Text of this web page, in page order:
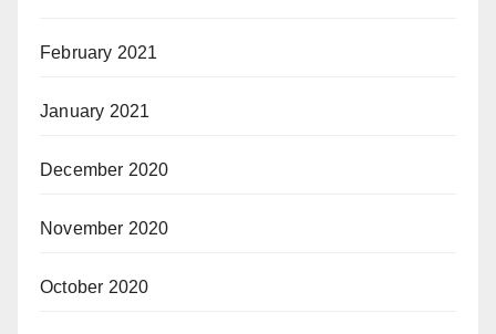
February 2021
January 2021
December 2020
November 2020
October 2020